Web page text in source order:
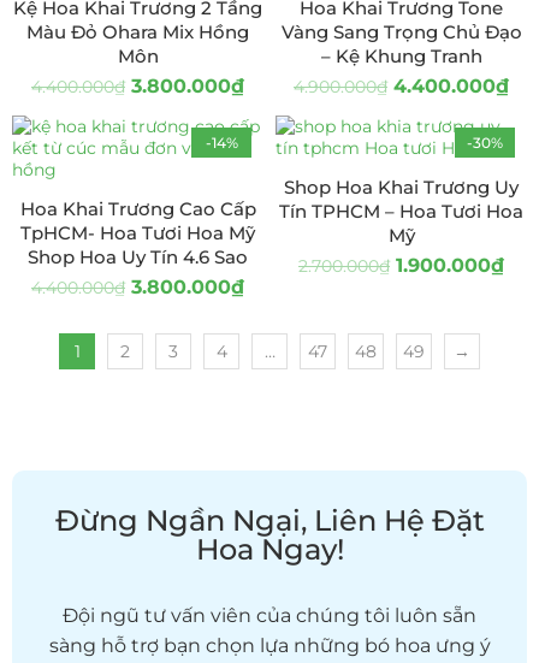
Kệ Hoa Khai Trương 2 Tầng
Màu Đỏ Ohara Mix Hồng
Môn
4.400.000₫ 3.800.000₫
Hoa Khai Trương Tone
Vàng Sang Trọng Chủ Đạo
– Kệ Khung Tranh
4.900.000₫ 4.400.000₫
-14%
Hoa Khai Trương Cao Cấp
TpHCM- Hoa Tươi Hoa Mỹ
Shop Hoa Uy Tín 4.6 Sao
4.400.000₫ 3.800.000₫
-30%
Shop Hoa Khai Trương Uy
Tín TPHCM – Hoa Tươi Hoa
Mỹ
2.700.000₫ 1.900.000₫
1 2 3 4 … 47 48 49 →
Đừng Ngần Ngại, Liên Hệ Đặt
Hoa Ngay!
Đội ngũ tư vấn viên của chúng tôi luôn sẵn
sàng hỗ trợ bạn chọn lựa những bó hoa ưng ý